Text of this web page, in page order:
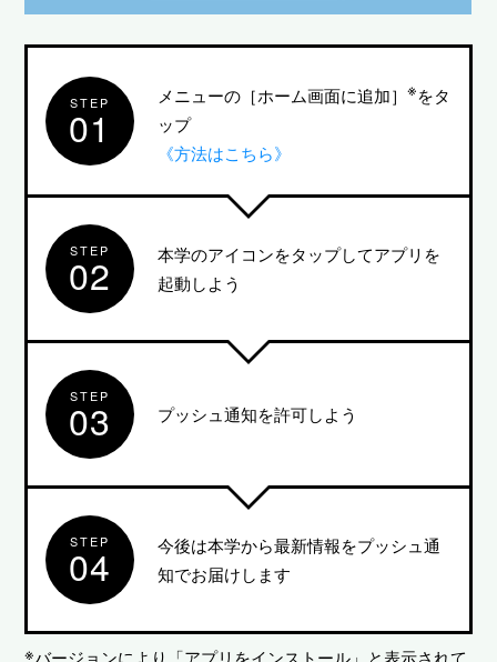
STEP
01
メニューの［ホーム画面に追加］ ※をタ
ップ
《方法はこちら》
STEP
02
本学のアイコンをタップしてアプリを
起動しよう
STEP
03 プッシュ通知を許可しよう
STEP
04
今後は本学から最新情報をプッシュ通
知でお届けします
バージョンにより「アプリをインストール」と表示されて